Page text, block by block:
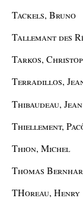
Tackels, Bruno
Tallemant des
Tarkos,
Terradillos,
Thibaudeau, Jean
Thiellement,
Thion, Michel
Thomas
THoreau, Henry